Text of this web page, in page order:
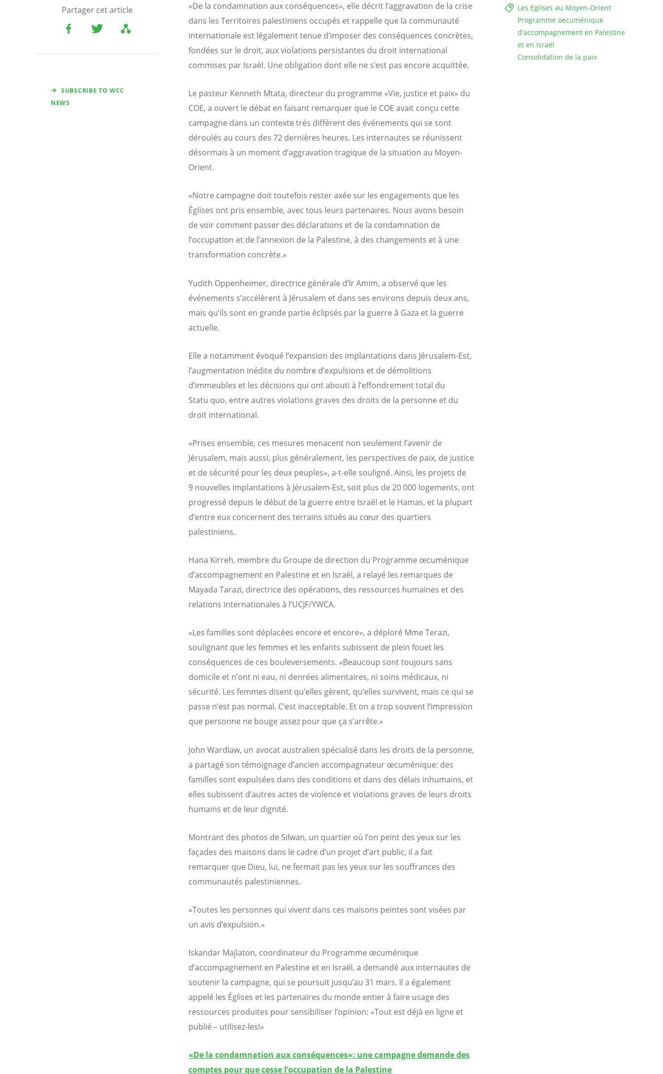
Partager cet article
SUBSCRIBE TO WCC
NEWS
Les Eglises au Moyen-Orient
Programme oecuménique
d'accompagnement en Palestine
et en Israël
Consolidation de la paix
«De la condamnation aux conséquences», elle décrit l’aggravation de la crise
dans les Territoires palestiniens occupés et rappelle que la communauté
internationale est légalement tenue d’imposer des conséquences concrètes,
fondées sur le droit, aux violations persistantes du droit international
commises par Israël. Une obligation dont elle ne s’est pas encore acquittée.
Le pasteur Kenneth Mtata, directeur du programme «Vie, justice et paix» du
COE, a ouvert le débat en faisant remarquer que le COE avait conçu cette
campagne dans un contexte très différent des événements qui se sont
déroulés au cours des 72 dernières heures. Les internautes se réunissent
désormais à un moment d’aggravation tragique de la situation au Moyen-
Orient.
«Notre campagne doit toutefois rester axée sur les engagements que les
Églises ont pris ensemble, avec tous leurs partenaires. Nous avons besoin
de voir comment passer des déclarations et de la condamnation de
l’occupation et de l’annexion de la Palestine, à des changements et à une
transformation concrète.»
Yudith Oppenheimer, directrice générale d’Ir Amim, a observé que les
événements s’accélèrent à Jérusalem et dans ses environs depuis deux ans,
mais qu’ils sont en grande partie éclipsés par la guerre à Gaza et la guerre
actuelle.
Elle a notamment évoqué l’expansion des implantations dans Jérusalem-Est,
l’augmentation inédite du nombre d’expulsions et de démolitions
d’immeubles et les décisions qui ont abouti à l’effondrement total du
Statu quo, entre autres violations graves des droits de la personne et du
droit international.
«Prises ensemble, ces mesures menacent non seulement l’avenir de
Jérusalem, mais aussi, plus généralement, les perspectives de paix, de justice
et de sécurité pour les deux peuples», a-t-elle souligné. Ainsi, les projets de
9 nouvelles implantations à Jérusalem-Est, soit plus de 20 000 logements, ont
progressé depuis le début de la guerre entre Israël et le Hamas, et la plupart
d’entre eux concernent des terrains situés au cœur des quartiers
palestiniens.
Hana Kirreh, membre du Groupe de direction du Programme œcuménique
d’accompagnement en Palestine et en Israël, a relayé les remarques de
Mayada Tarazi, directrice des opérations, des ressources humaines et des
relations internationales à l’UCJF/YWCA.
«Les familles sont déplacées encore et encore», a déploré Mme Terazi,
soulignant que les femmes et les enfants subissent de plein fouet les
conséquences de ces bouleversements. «Beaucoup sont toujours sans
domicile et n’ont ni eau, ni denrées alimentaires, ni soins médicaux, ni
sécurité. Les femmes disent qu’elles gèrent, qu’elles survivent, mais ce qui se
passe n’est pas normal. C’est inacceptable. Et on a trop souvent l’impression
que personne ne bouge assez pour que ça s’arrête.»
John Wardlaw, un avocat australien spécialisé dans les droits de la personne,
a partagé son témoignage d’ancien accompagnateur œcuménique: des
familles sont expulsées dans des conditions et dans des délais inhumains, et
elles subissent d’autres actes de violence et violations graves de leurs droits
humains et de leur dignité.
Montrant des photos de Silwan, un quartier où l’on peint des yeux sur les
façades des maisons dans le cadre d’un projet d’art public, il a fait
remarquer que Dieu, lui, ne fermait pas les yeux sur les souffrances des
communautés palestiniennes.
«Toutes les personnes qui vivent dans ces maisons peintes sont visées par
un avis d’expulsion.»
Iskandar Majlaton, coordinateur du Programme œcuménique
d’accompagnement en Palestine et en Israël, a demandé aux internautes de
soutenir la campagne, qui se poursuit jusqu’au 31 mars. Il a également
appelé les Églises et les partenaires du monde entier à faire usage des
ressources produites pour sensibiliser l’opinion: «Tout est déjà en ligne et
publié – utilisez-les!»
«De la condamnation aux conséquences»: une campagne demande des
comptes pour que cesse l’occupation de la Palestine